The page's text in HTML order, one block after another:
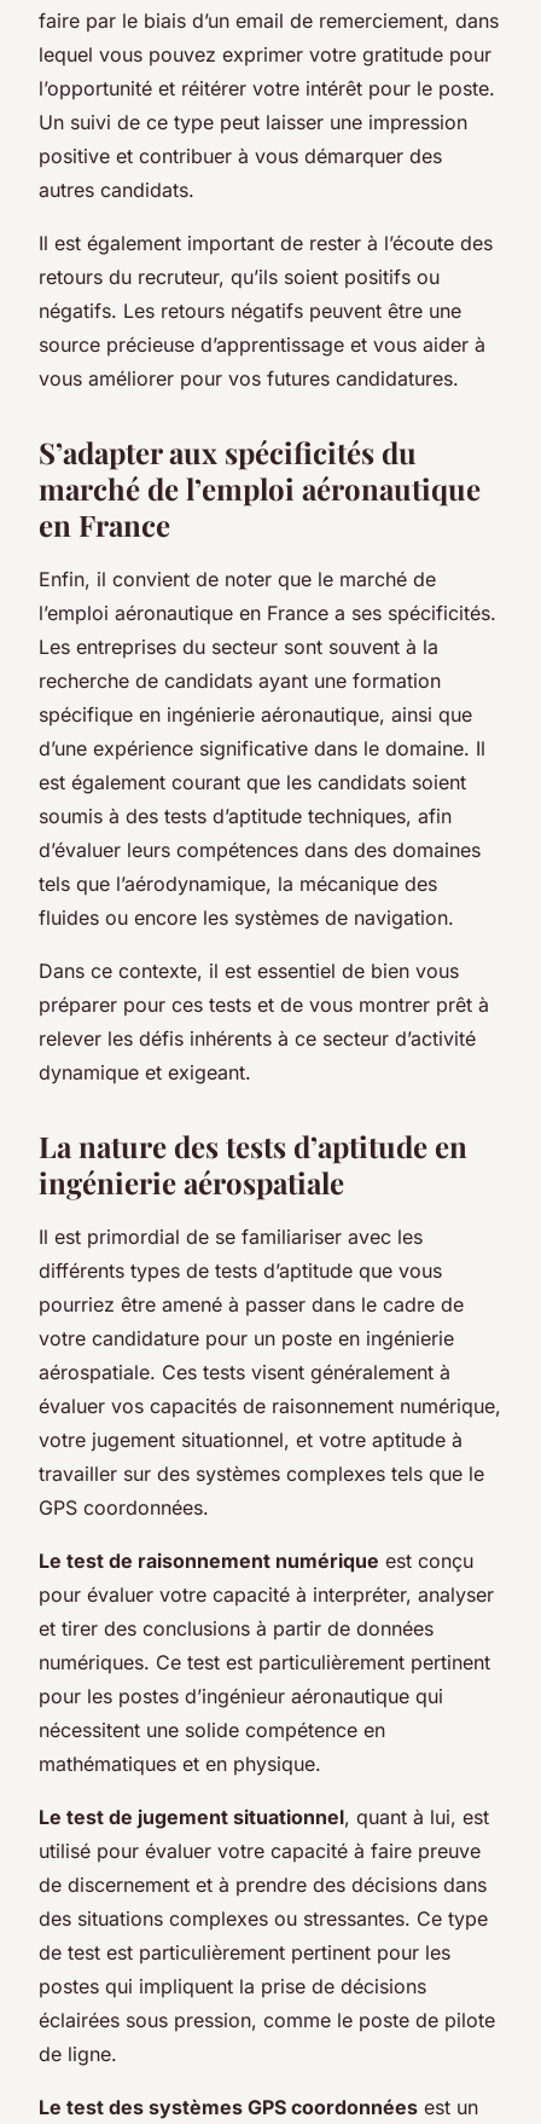
faire par le biais d’un email de remerciement, dans
lequel vous pouvez exprimer votre gratitude pour
l’opportunité et réitérer votre intérêt pour le poste.
Un suivi de ce type peut laisser une impression
positive et contribuer à vous démarquer des
autres candidats.
Il est également important de rester à l’écoute des
retours du recruteur, qu’ils soient positifs ou
négatifs. Les retours négatifs peuvent être une
source précieuse d’apprentissage et vous aider à
vous améliorer pour vos futures candidatures.
S’adapter aux spécificités du
marché de l’emploi aéronautique
en France
Enfin, il convient de noter que le marché de
l’emploi aéronautique en France a ses spécificités.
Les entreprises du secteur sont souvent à la
recherche de candidats ayant une formation
spécifique en ingénierie aéronautique, ainsi que
d’une expérience significative dans le domaine. Il
est également courant que les candidats soient
soumis à des tests d’aptitude techniques, afin
d’évaluer leurs compétences dans des domaines
tels que l’aérodynamique, la mécanique des
fluides ou encore les systèmes de navigation.
Dans ce contexte, il est essentiel de bien vous
préparer pour ces tests et de vous montrer prêt à
relever les défis inhérents à ce secteur d’activité
dynamique et exigeant.
La nature des tests d’aptitude en
ingénierie aérospatiale
Il est primordial de se familiariser avec les
différents types de tests d’aptitude que vous
pourriez être amené à passer dans le cadre de
votre candidature pour un poste en ingénierie
aérospatiale. Ces tests visent généralement à
évaluer vos capacités de raisonnement numérique,
votre jugement situationnel, et votre aptitude à
travailler sur des systèmes complexes tels que le
GPS coordonnées.
Le test de raisonnement numérique est conçu
pour évaluer votre capacité à interpréter, analyser
et tirer des conclusions à partir de données
numériques. Ce test est particulièrement pertinent
pour les postes d’ingénieur aéronautique qui
nécessitent une solide compétence en
mathématiques et en physique.
Le test de jugement situationnel, quant à lui, est
utilisé pour évaluer votre capacité à faire preuve
de discernement et à prendre des décisions dans
des situations complexes ou stressantes. Ce type
de test est particulièrement pertinent pour les
postes qui impliquent la prise de décisions
éclairées sous pression, comme le poste de pilote
de ligne.
Le test des systèmes GPS coordonnées est un